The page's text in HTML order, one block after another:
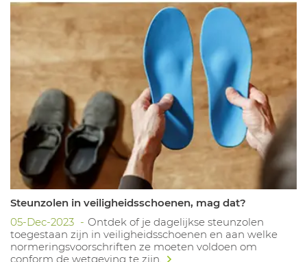
Steunzolen in veiligheidsschoenen, mag dat?
05-Dec-2023
Ontdek of je dagelijkse steunzolen
toegestaan zijn in veiligheidsschoenen en aan welke
normeringsvoorschriften ze moeten voldoen om
conform de wetgeving te zijn.